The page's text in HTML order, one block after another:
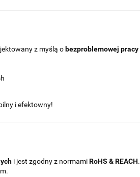
z myślą o bezproblemowej pracy
i efektowny!
i jest zgodny z normamiRoHS & REACH.